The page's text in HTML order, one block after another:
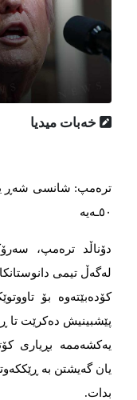
خەبات میدیا
٥٠ـەیە
دۆناڵد ترەمپ،
لەگەڵ تیمی
کۆدەبێتەوە بۆ
پێشبینیش دەکرێت تا
یەکشەممە بڕیاری
یان گەیشتن بە
بدات.